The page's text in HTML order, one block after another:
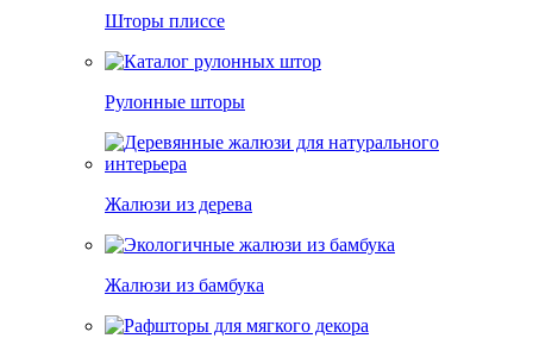
Шторы плиссе
Рулонные шторы
Жалюзи из дерева
Жалюзи из бамбука